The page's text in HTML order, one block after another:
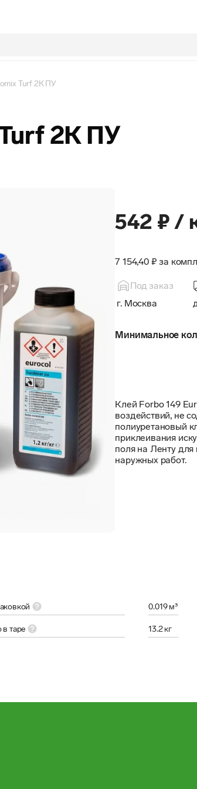
Turf 2К ПУ
2К ПУ
542 ₽ /
7 154,40 ₽ за
Под заказ
г. Москва
Минимальное
Клей Forbo 149
воздействий, не
полиуретановый
приклеивания
поля на Ленту
наружных работ.
0.019 м³
в таре 13.2 кг